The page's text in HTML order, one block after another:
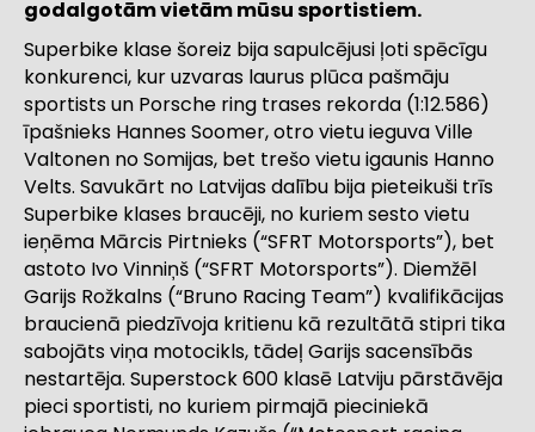
godalgotām vietām mūsu sportistiem.
Superbike klase šoreiz bija sapulcējusi ļoti spēcīgu
konkurenci, kur uzvaras laurus plūca pašmāju
sportists un Porsche ring trases rekorda (1:12.586)
īpašnieks Hannes Soomer, otro vietu ieguva Ville
Valtonen no Somijas, bet trešo vietu igaunis Hanno
Velts. Savukārt no Latvijas dalību bija pieteikuši trīs
Superbike klases braucēji, no kuriem sesto vietu
ieņēma Mārcis Pirtnieks (“SFRT Motorsports”), bet
astoto Ivo Vinniņš (“SFRT Motorsports”). Diemžēl
Garijs Rožkalns (“Bruno Racing Team”) kvalifikācijas
braucienā piedzīvoja kritienu kā rezultātā stipri tika
sabojāts viņa motocikls, tādeļ Garijs sacensībās
nestartēja. Superstock 600 klasē Latviju pārstāvēja
pieci sportisti, no kuriem pirmajā pieciniekā